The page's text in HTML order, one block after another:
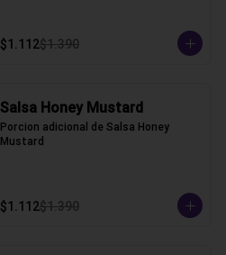
$1.112$1.390
Salsa Honey Mustard
Porcion adicional de Salsa Honey
Mustard
$1.112$1.390